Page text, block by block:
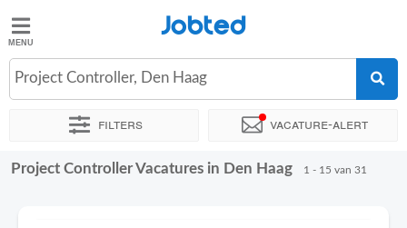
Jobted
Vacatures
Salarissen
Jobted
Project Controller, Den Haag
Filters Vacature-alert
Sorteer op Exacte locatie Bedrijf Uitzendbureau
Project Controller Vacatures in Den Haag 1 - 15 van 31